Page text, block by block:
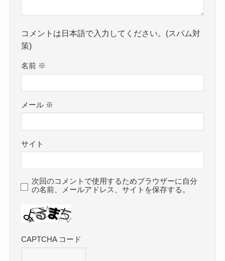
コメントは日本語で入力してください。(スパム対
策)
名前 ※
メール ※
サイト
次回のコメントで使用するためブラウザーに自分
の名前、メールアドレス、サイトを保存する。
CAPTCHA コード